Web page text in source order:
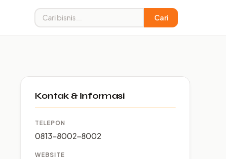
Cari
Kontak & Informasi
TELEPON
0813-8002-8002
WEBSITE